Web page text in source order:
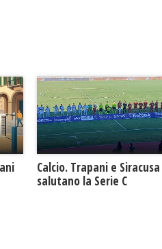
Calcio. Trapani e Siracusa
salutano la Serie C